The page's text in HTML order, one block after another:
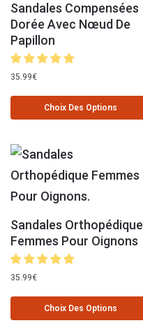
Sandales Compensées
Dorée Avec Nœud De
Papillon
35.99€
Choix Des Options
Sandales Orthopédique
Femmes Pour Oignons
35.99€
Choix Des Options